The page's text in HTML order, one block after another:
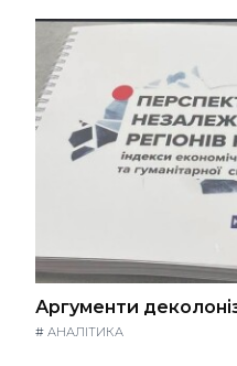
Аргументи
# АНАЛІТИКА